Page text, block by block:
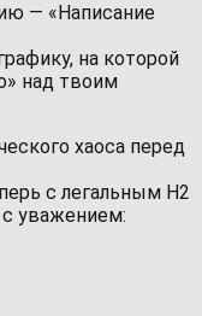
— «Написание
на которой
над твоим
хаоса перед
с легальным H2
уважением: